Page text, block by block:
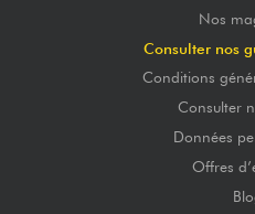
Nos
Consulter nos
Conditions
Consulter
Données
Offres